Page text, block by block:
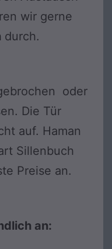
wir gerne
durch.
oder
Die Tür
auf. Haman
Sillenbuch
Preise an.
an: